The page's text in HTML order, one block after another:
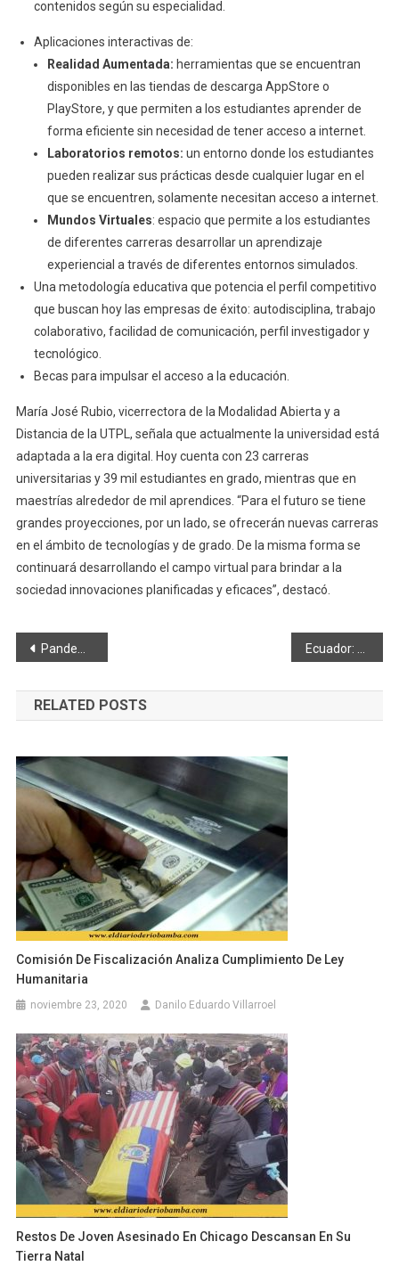
contenidos según su especialidad.
Aplicaciones interactivas de:
Realidad Aumentada: herramientas que se encuentran
disponibles en las tiendas de descarga AppStore o
PlayStore, y que permiten a los estudiantes aprender de
forma eficiente sin necesidad de tener acceso a internet.
Laboratorios remotos: un entorno donde los estudiantes
pueden realizar sus prácticas desde cualquier lugar en el
que se encuentren, solamente necesitan acceso a internet.
Mundos Virtuales: espacio que permite a los estudiantes
de diferentes carreras desarrollar un aprendizaje
experiencial a través de diferentes entornos simulados.
Una metodología educativa que potencia el perfil competitivo
que buscan hoy las empresas de éxito: autodisciplina, trabajo
colaborativo, facilidad de comunicación, perfil investigador y
tecnológico.
Becas para impulsar el acceso a la educación.
María José Rubio, vicerrectora de la Modalidad Abierta y a
Distancia de la UTPL, señala que actualmente la universidad está
adaptada a la era digital. Hoy cuenta con 23 carreras
universitarias y 39 mil estudiantes en grado, mientras que en
maestrías alrededor de mil aprendices. “Para el futuro se tiene
grandes proyecciones, por un lado, se ofrecerán nuevas carreras
en el ámbito de tecnologías y de grado. De la misma forma se
continuará desarrollando el campo virtual para brindar a la
sociedad innovaciones planificadas y eficaces”, destacó.
Navegación
de
entradas
Pandemia. 8 de cada 10 hogares con niños en Ecuador cuentan con menos ingresos
RELATED POSTS
Comisión De Fiscalización Analiza Cumplimiento De Ley
Humanitaria
noviembre 23, 2020 Danilo Eduardo Villarroel
Restos De Joven Asesinado En Chicago Descansan En Su
Tierra Natal